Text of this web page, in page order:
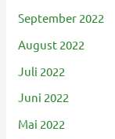
September 2022
August 2022
Juli 2022
Juni 2022
Mai 2022